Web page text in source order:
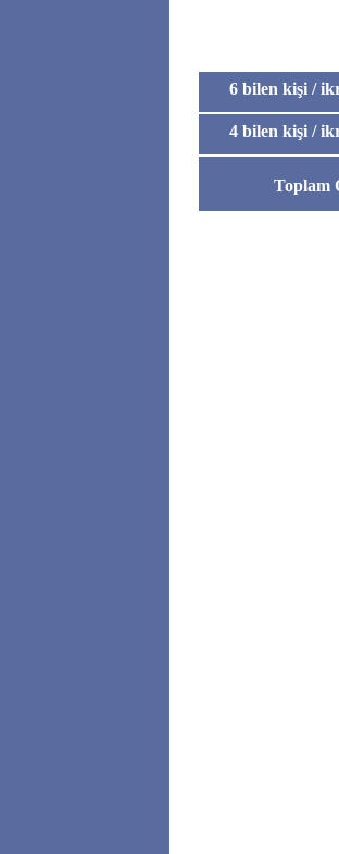
6 bilen kişi /
4 bilen kişi /
Toplam